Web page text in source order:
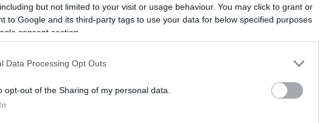
but not limited to your visit or usage behaviour. You may click to grant or
to Google and its third-party tags to use your data for below specified purposes
consent section.
Data Processing Opt Outs
opt-out of the Sharing of my personal data.
illetve határozottan táncos részek (technós döngölés, drum
and bass-ritmus, dubstepes kikacsintás). Na meg
szörfrock,Másfél
különbség az előző albumhoz képest, hogy ott egy-egy
hogy egy témából mennyi minden(félé)t lehet
motívum kicsit megváltoztatva, más hangzással hogyan
fogja össze a számokat, és menti meg a stílusok-közt-
lemez a
teljesítmény rovására.